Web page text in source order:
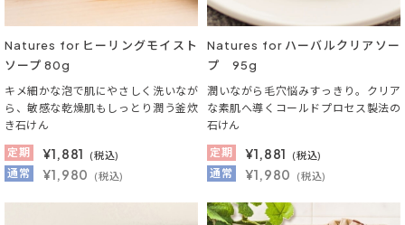
Natures for ヒーリングモイスト
ソープ 80g
キメ細かな泡で肌にやさしく洗いなが
ら、敏感な乾燥肌もしっとり潤う釜炊
き石けん
定期
¥1,881 (税込)
通常 ¥1,980 (税込)
Natures for ハーバルクリアソー
プ 95g
潤いながら毛穴悩みすっきり。クリア
な素肌へ導くコールドプロセス製法の
石けん
定期
¥1,881 (税込)
通常 ¥1,980 (税込)